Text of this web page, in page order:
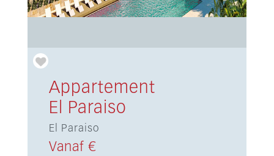
Appartement
El Paraiso
El Paraiso
Vanaf €